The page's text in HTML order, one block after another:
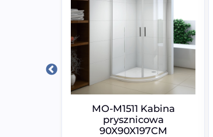
MO-M1511 Kabina
prysznicowa
90X90X197CM